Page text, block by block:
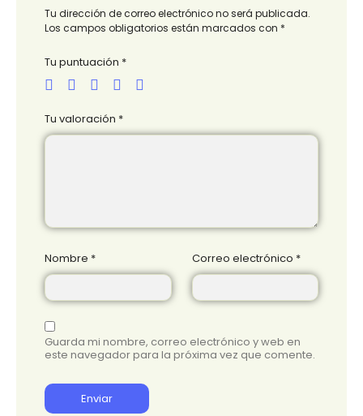
Tu dirección de correo electrónico no será publicada.
Los campos obligatorios están marcados con *
Tu puntuación *
Tu valoración *
Nombre * Correo electrónico *
Guarda mi nombre, correo electrónico y web en
este navegador para la próxima vez que comente.